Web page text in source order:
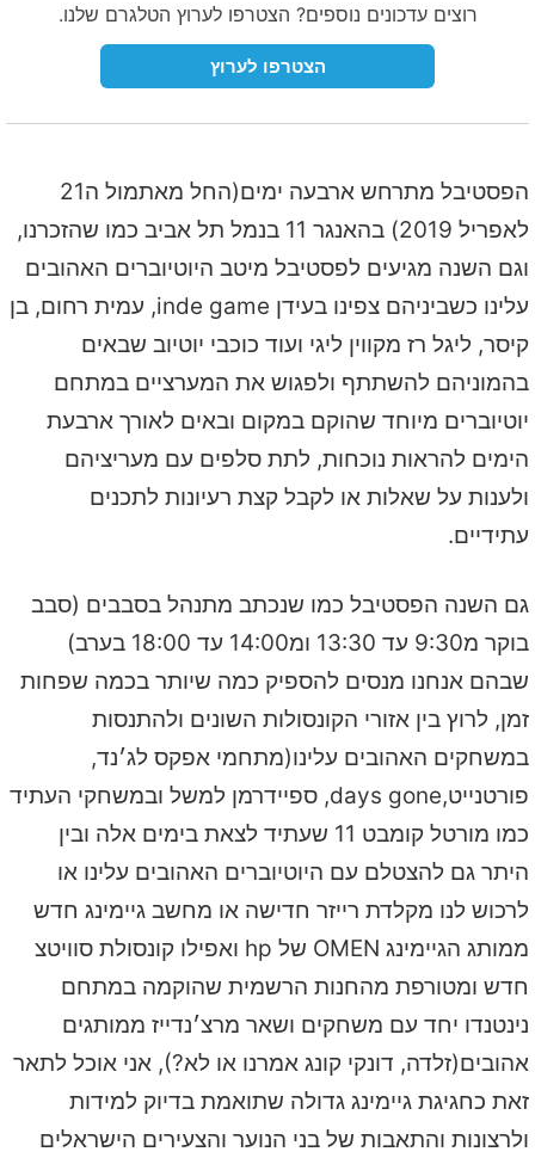
רוצים עדכונים נוספים? הצטרפו לערוץ הטלגרם שלנו.
הצטרפו לערוץ
הפסטיבל מתרחש ארבעה ימים(החל מאתמול ה21
לאפריל 2019) בהאנגר 11 בנמל תל אביב כמו שהזכרנו,
וגם השנה מגיעים לפסטיבל מיטב היוטיוברים האהובים
עלינו כשביניהם צפינו בעידן inde game, עמית רחום, בן
קיסר, ליגל רז מקווין ליגי ועוד כוכבי יוטיוב שבאים
בהמוניהם להשתתף ולפגוש את המערציים במתחם
יוטיוברים מיוחד שהוקם במקום ובאים לאורך ארבעת
הימים להראות נוכחות, לתת סלפים עם מעריציהם
ולענות על שאלות או לקבל קצת רעיונות לתכנים
עתידיים.
גם השנה הפסטיבל כמו שנכתב מתנהל בסבבים (סבב
בוקר מ9:30 עד 13:30 ומ14:00 עד 18:00 בערב)
שבהם אנחנו מנסים להספיק כמה שיותר בכמה שפחות
זמן, לרוץ בין אזורי הקונסולות השונים ולהתנסות
במשחקים האהובים עלינו(מתחמי אפקס לג׳נד,
פורטנייט,days gone, ספיידרמן למשל ובמשחקי העתיד
כמו מורטל קומבט 11 שעתיד לצאת בימים אלה ובין
היתר גם להצטלם עם היוטיוברים האהובים עלינו או
לרכוש לנו מקלדת רייזר חדישה או מחשב גיימינג חדש
ממותג הגיימינג OMEN של hp ואפילו קונסולת סוויטצ
חדש ומטורפת מהחנות הרשמית שהוקמה במתחם
נינטנדו יחד עם משחקים ושאר מרצ׳נדייז ממותגים
אהובים(זלדה, דונקי קונג אמרנו או לא?), אני אוכל לתאר
זאת כחגיגת גיימינג גדולה שתואמת בדיוק למידות
ולרצונות והתאבות של בני הנוער והצעירים הישראלים